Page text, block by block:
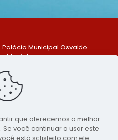
Palácio Municipal Osvaldo
Maciel
- PE. CEP: 553370-128
(81) 99548-1569
de Comunicação da
que oferecemos a melhor
você continuar a usar este
está satisfeito com ele.